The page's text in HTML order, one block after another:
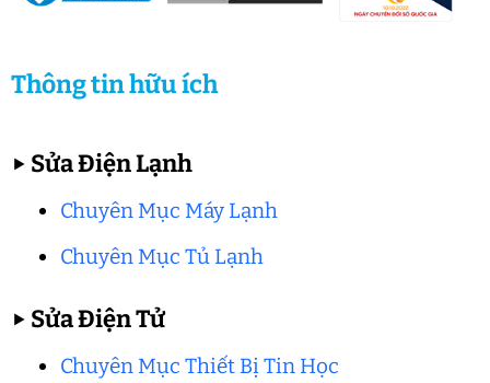
Thông tin hữu ích
▶ Sửa Điện Lạnh
Chuyên Mục Máy Lạnh
Chuyên Mục Tủ Lạnh
▶ Sửa Điện Tử
Chuyên Mục Thiết Bị Tin Học